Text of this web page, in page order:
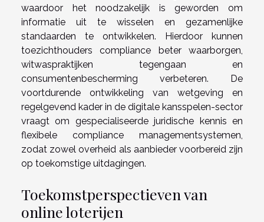
waardoor het noodzakelijk is geworden om
informatie uit te wisselen en gezamenlijke
standaarden te ontwikkelen. Hierdoor kunnen
toezichthouders compliance beter waarborgen,
witwaspraktijken tegengaan en
consumentenbescherming verbeteren. De
voortdurende ontwikkeling van wetgeving en
regelgevend kader in de digitale kansspelen-sector
vraagt om gespecialiseerde juridische kennis en
flexibele compliance managementsystemen,
zodat zowel overheid als aanbieder voorbereid zijn
op toekomstige uitdagingen.
Toekomstperspectieven van
online loterijen